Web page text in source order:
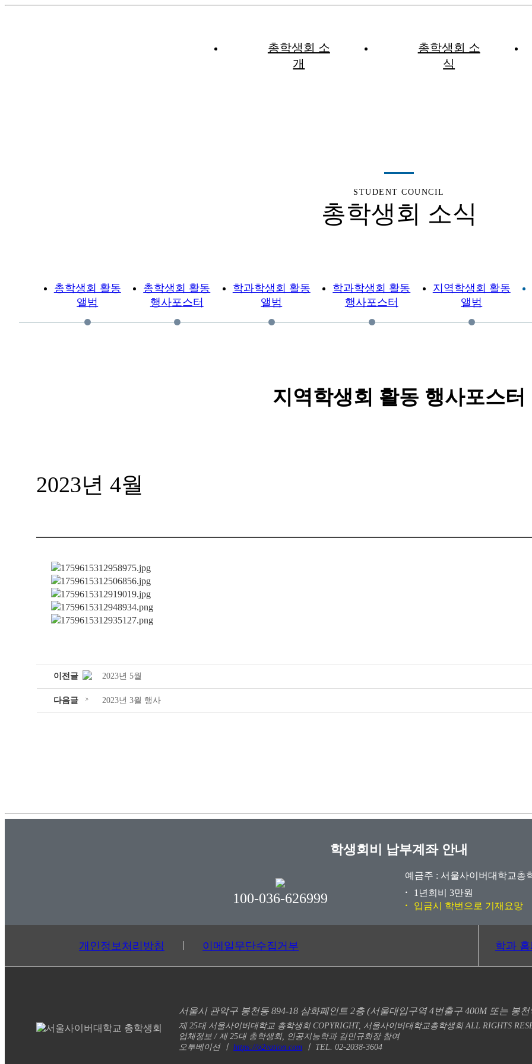
총학생회 소
개
총학생회 소
식
STUDENT COUNCIL
총학생회 소식
총학생회 활동
앨범
총학생회 활동
행사포스터
학과학생회 활동
앨범
학과학생회 활동
행사포스터
지역학생회 활동
앨범
지역학생회 활동 행사포스터
2023년 4월
이전글 2023년 5월
다음글 2023년 3월 행사
학생회비 납부계좌 안내
100-036-626999
예금주 : 서울사이버대학교총
1년회비 3만원
입금시 학번으로 기재요망
개인정보처리방침 이메일무단수집거부 학과
서울시 관악구 봉천동 894-18 삼화페인트 2층(서울대입구역 4번출구 400M 또는 봉
제 25대 서울사이버대학교 총학생회 COPYRIGHT, 서울사이버대학교총학생회 ALL RIGHTS
업체정보 / 제 25대 총학생회, 인공지능학과 김민규회장 참여
오투베이션 ㅣhttps://o2vation.com ㅣ TEL. 02-2038-3604